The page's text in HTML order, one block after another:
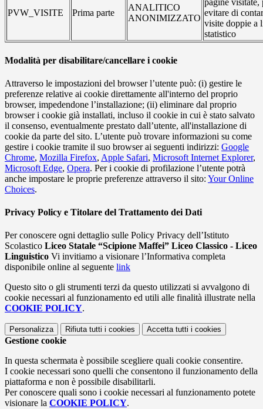
PVW_VISITE Prima parte
ANALITICO
ANONIMIZZATO
pagine visitate,
evitare di
visite doppie a
statistico
Modalità per disabilitare/cancellare i cookie
Attraverso le impostazioni del browser l’utente può: (i) gestire le
preferenze relative ai cookie direttamente all'interno del proprio
browser, impedendone l’installazione; (ii) eliminare dal proprio
browser i cookie già installati, incluso il cookie in cui è stato salvato
il consenso, eventualmente prestato dall’utente, all'installazione di
cookie da parte del sito. L’utente può trovare informazioni su come
gestire i cookie tramite il suo browser ai seguenti indirizzi: Google
Chrome, Mozilla Firefox, Apple Safari, Microsoft Internet Explorer,
Microsoft Edge, Opera. Per i cookie di profilazione l’utente potrà
anche impostare le proprie preferenze attraverso il sito: Your Online
Choices.
Privacy Policy e Titolare del Trattamento dei Dati
Per conoscere ogni dettaglio sulle Policy Privacy dell’Istituto
Scolastico Liceo Statale “Scipione Maffei” Liceo Classico - Liceo
Linguistico Vi invitiamo a visionare l’Informativa completa
disponibile online al seguente link
Questo sito o gli strumenti terzi da questo utilizzati si avvalgono di
cookie necessari al funzionamento ed utili alle finalità illustrate nella
COOKIE POLICY.
Personalizza Rifiuta tutti i cookies Accetta tutti i cookies
Gestione cookie
In questa schermata è possibile scegliere quali cookie consentire.
I cookie necessari sono quelli che consentono il funzionamento della
piattaforma e non è possibile disabilitarli.
Per conoscere quali sono i cookie necessari al funzionamento potete
visionare la COOKIE POLICY.